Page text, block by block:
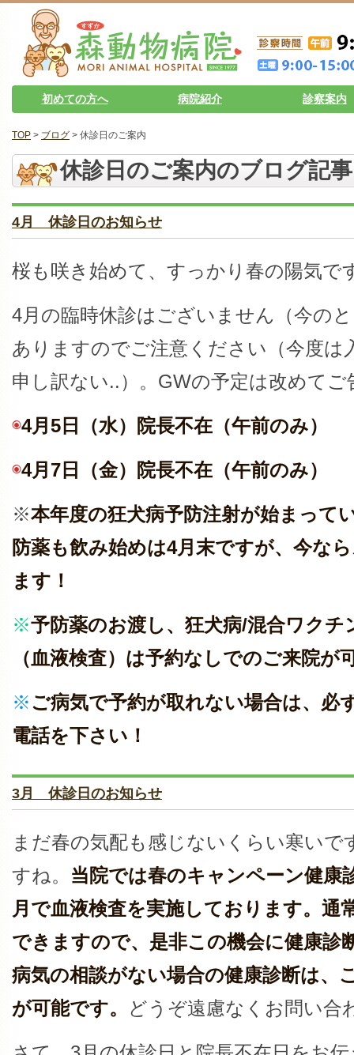
初めての方へ 病院紹介 診察案内
TOP > ブログ > 休診日のご案内
休診日のご案内のブログ記事
4月 休診日のお知らせ
桜も咲き始めて、すっかり春の陽気で
4月の臨時休診はございません（今の
ありますのでご注意ください（今度は
申し訳ない..）。GWの予定は改めて
◉4月5日（水）院長不在（午前のみ）
◉4月7日（金）院長不在（午前のみ）
※本年度の狂犬病予防注射が始まって
防薬も飲み始めは4月末ですが、今な
ます！
※予防薬のお渡し、狂犬病/混合ワクチ
（血液検査）は予約なしでのご来院が
※ご病気で予約が取れない場合は、必
電話を下さい！
3月 休診日のお知らせ
まだ春の気配も感じないくらい寒いで
すね。 当院では春のキャンペーン健康
月で血液検査を実施しております。通
できますので、是非この機会に健康診
病気の相談がない場合の健康診断は、
が可能です。
どうぞ遠慮なくお問い合